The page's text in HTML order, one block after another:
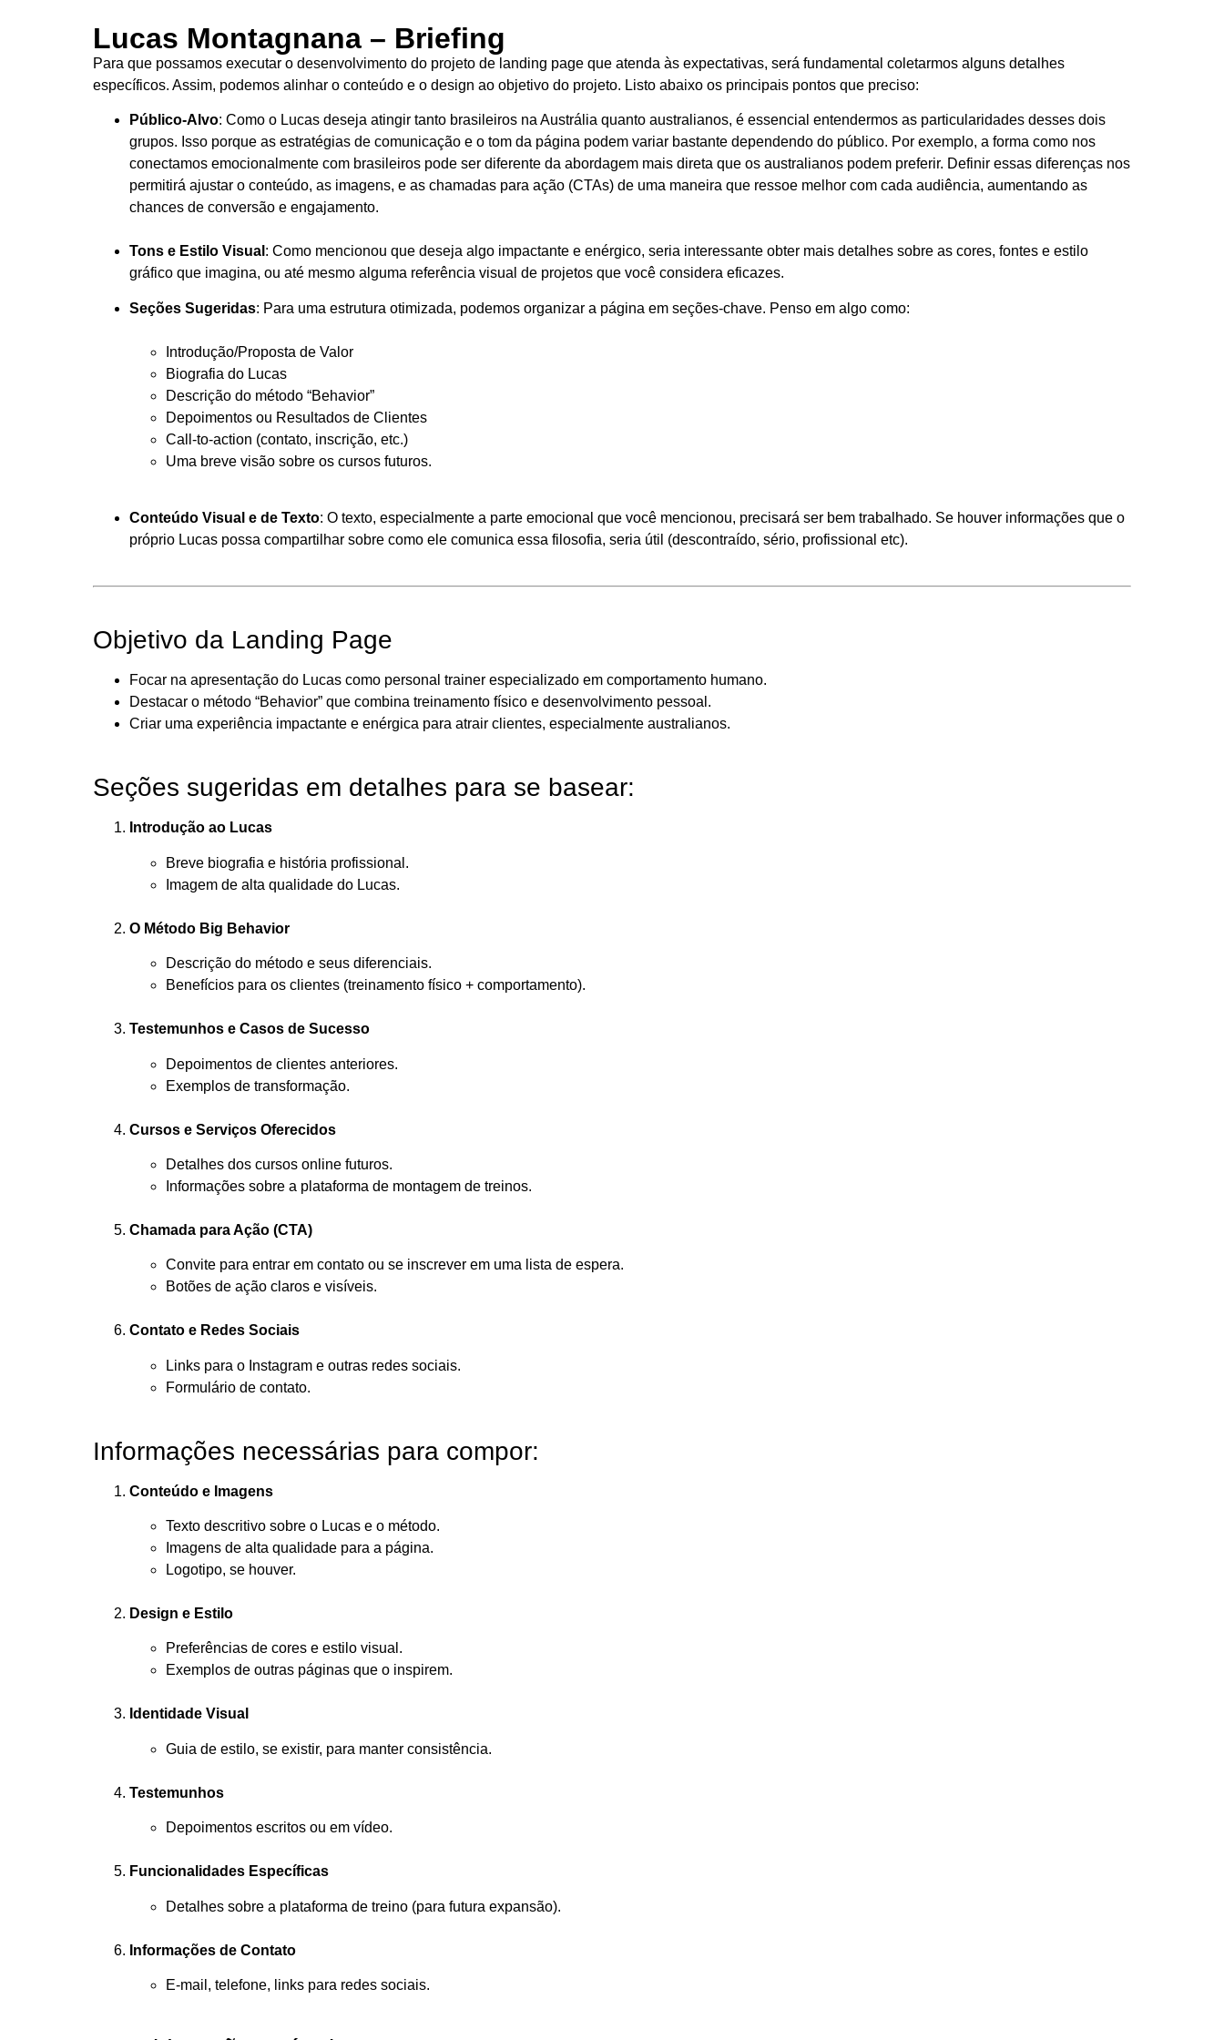
Lucas Montagnana – Briefing
Para que possamos executar o desenvolvimento do projeto de landing page que atenda às expectativas, será fundamental coletarmos alguns detalhes
específicos. Assim, podemos alinhar o conteúdo e o design ao objetivo do projeto. Listo abaixo os principais pontos que preciso:
Público-Alvo: Como o Lucas deseja atingir tanto brasileiros na Austrália quanto australianos, é essencial entendermos as particularidades desses dois
grupos. Isso porque as estratégias de comunicação e o tom da página podem variar bastante dependendo do público. Por exemplo, a forma como nos
conectamos emocionalmente com brasileiros pode ser diferente da abordagem mais direta que os australianos podem preferir. Definir essas diferenças nos
permitirá ajustar o conteúdo, as imagens, e as chamadas para ação (CTAs) de uma maneira que ressoe melhor com cada audiência, aumentando as
chances de conversão e engajamento.
Tons e Estilo Visual : Como mencionou que deseja algo impactante e enérgico, seria interessante obter mais detalhes sobre as cores, fontes e estilo
gráfico que imagina, ou até mesmo alguma referência visual de projetos que você considera eficazes.
Seções Sugeridas: Para uma estrutura otimizada, podemos organizar a página em seções-chave. Penso em algo como:
Introdução/Proposta de Valor
Biografia do Lucas
Descrição do método “Behavior”
Depoimentos ou Resultados de Clientes
Call-to-action (contato, inscrição, etc.)
Uma breve visão sobre os cursos futuros.
Conteúdo Visual e de Texto: O texto, especialmente a parte emocional que você mencionou, precisará ser bem trabalhado. Se houver informações que o
próprio Lucas possa compartilhar sobre como ele comunica essa filosofia, seria útil (descontraído, sério, profissional etc).
Objetivo da Landing Page
Focar na apresentação do Lucas como personal trainer especializado em comportamento humano.
Destacar o método “Behavior” que combina treinamento físico e desenvolvimento pessoal.
Criar uma experiência impactante e enérgica para atrair clientes, especialmente australianos.
Seções sugeridas em detalhes para se basear:
Introdução ao Lucas
Breve biografia e história profissional.
Imagem de alta qualidade do Lucas.
O Método Big Behavior
Descrição do método e seus diferenciais.
Benefícios para os clientes (treinamento físico + comportamento).
Testemunhos e Casos de Sucesso
Depoimentos de clientes anteriores.
Exemplos de transformação.
Cursos e Serviços Oferecidos
Detalhes dos cursos online futuros.
Informações sobre a plataforma de montagem de treinos.
Chamada para Ação (CTA)
Convite para entrar em contato ou se inscrever em uma lista de espera.
Botões de ação claros e visíveis.
Contato e Redes Sociais
Links para o Instagram e outras redes sociais.
Formulário de contato.
Informações necessárias para compor:
Conteúdo e Imagens
Texto descritivo sobre o Lucas e o método.
Imagens de alta qualidade para a página.
Logotipo, se houver.
Design e Estilo
Preferências de cores e estilo visual.
Exemplos de outras páginas que o inspirem.
Identidade Visual
Guia de estilo, se existir, para manter consistência.
Testemunhos
Depoimentos escritos ou em vídeo.
Funcionalidades Específicas
Detalhes sobre a plataforma de treino (para futura expansão).
Informações de Contato
E-mail, telefone, links para redes sociais.